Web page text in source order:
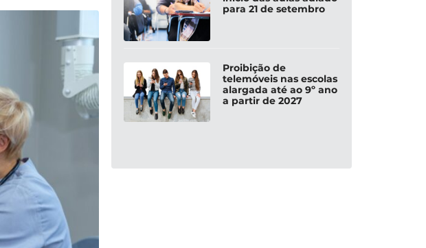
para 21 de setembro
Proibição de
telemóveis nas escolas
alargada até ao 9º ano
a partir de 2027